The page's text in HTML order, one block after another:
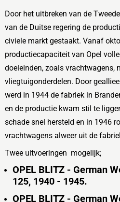
Door het uitbreken van de
van de Duitse regering de
civiele markt gestaakt. Vanaf
productiecapaciteit van Opel
doeleinden, zoals vrachtwagens,
vliegtuigonderdelen. Door
werd in 1944 de fabriek in
en de productie kwam stil te
schade snel hersteld en in 1946
vrachtwagens alweer uit de
Twee uitvoeringen mogelijk;
OPEL BLITZ - German
125, 1940 - 1945.
OPEL BLITZ - German